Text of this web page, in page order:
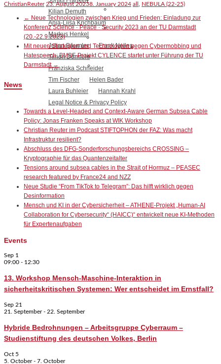
Kilian Demuth
Anja-Liisa Krichbaum
Markus Henkel
Julian Bäumler
Frank Nelles
Timon Dörnfeld
Franziska Schneider
Tim Fischer
Helen Bader
Laura Buhleier
Hannah Krahl
Legal Notice & Privacy Policy
ChristianReuter 23. August 20238. January 2024 all NEBULA (22-25)
← Neue Technologien zwischen Krieg und Frieden: Einladung zur
Konferenz Science · Peace · Security 2023 an der TU Darmstadt
(20.-22.9.2023)
Mit neuen Strategien und Technologien gegen Cybermobbing und
Hatespeech: BMBF-Projekt CYLENCE startet unter Führung der TU
Darmstadt →
News
Towards a Level-Headed and Context-Aware German Subsea Cable
Policy: Jonas Franken Speaks at WIK Workshop
Christian Reuter im Podcast STIFTOPHON der FAZ: Was macht
Infrastruktur resilient?
Abschluss des DFG-Sonderforschungsbereichs CROSSING –
Kryptographie für das Quantenzeitalter
Tensions around subsea cables in the Strait of Hormuz – PEASEC
research featured by France24 and NZZ
Neue Studie “From TikTok to Telegram”: Das hilft wirklich gegen
Desinformation
Mensch und KI in der Cybersicherheit – ATHENE-Projekt „Human-AI
Collaboration for Cybersecurity“ (HAICC)“ entwickelt neue KI-Methoden
für Expertenaufgaben
Events
Sep 1
09:00 - 12:30
13. Workshop Mensch-Maschine-Interaktion in
sicherheitskritischen Systemen: Wer entscheidet im Ernstfall?
Sep 21
21. September- 22. September
Hybride Bedrohnungen – Arbeitsgruppe Cyberraum –
Studienstiftung des deutschen Volkes, Berlin
Oct 5
5. October- 7. October